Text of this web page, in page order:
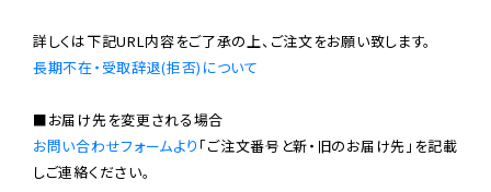
長期不在・受取辞退(拒否)について
お問い合わせフォームより 「ご注文番号と新・旧のお届け先」を記載
しご連絡ください。